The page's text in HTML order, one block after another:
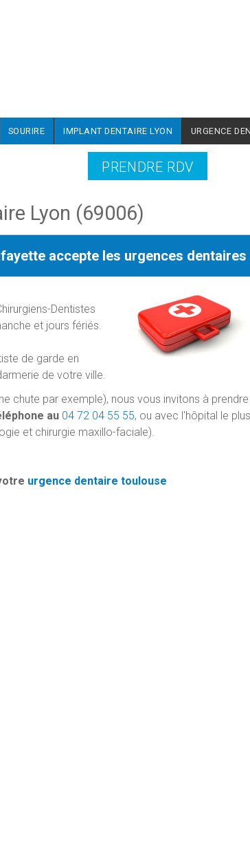
SOURIRE IMPLANT DENTAIRE LYON URGENCE
PRENDRE RDV
Lyon (69006)
accepte les urgences dentaires
Dentistes
et jours fériés.
de garde en
de votre ville.
chute par exemple), nous vous invitons à prendre
au 04 72 04 55 55, ou avec l'hôpital le plus
et chirurgie maxillo-faciale).
urgence dentaire toulouse